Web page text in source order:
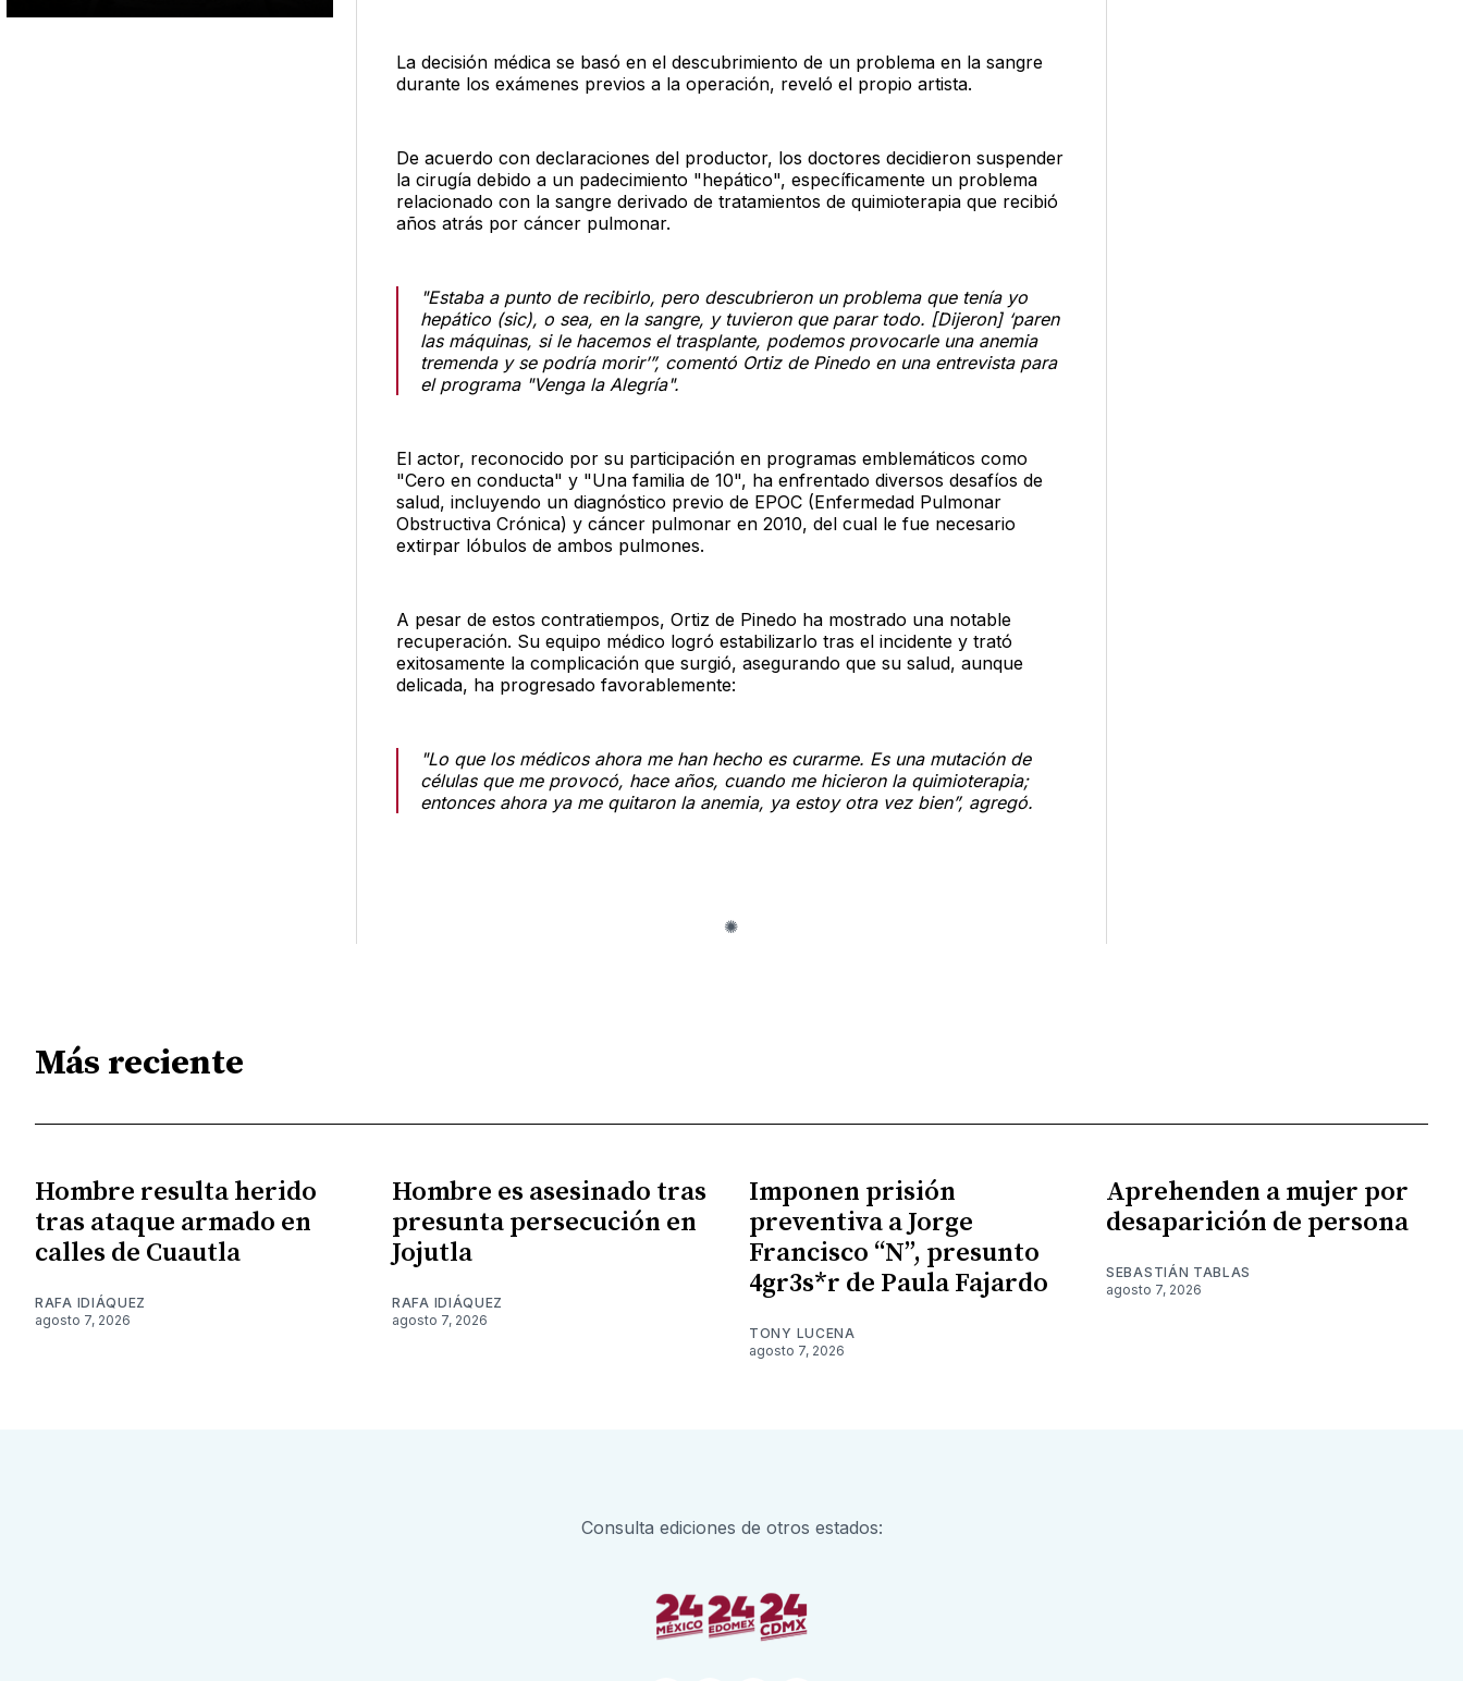
La decisión médica se basó en el descubrimiento de un problema en la sangre
durante los exámenes previos a la operación, reveló el propio artista.
De acuerdo con declaraciones del productor, los doctores decidieron suspender
la cirugía debido a un padecimiento "hepático", específicamente un problema
relacionado con la sangre derivado de tratamientos de quimioterapia que recibió
años atrás por cáncer pulmonar.
"Estaba a punto de recibirlo, pero descubrieron un problema que tenía yo
hepático (sic), o sea, en la sangre, y tuvieron que parar todo. [Dijeron] ‘paren
las máquinas, si le hacemos el trasplante, podemos provocarle una anemia
tremenda y se podría morir’”, comentó Ortiz de Pinedo en una entrevista para
el programa "Venga la Alegría".
El actor, reconocido por su participación en programas emblemáticos como
"Cero en conducta" y "Una familia de 10", ha enfrentado diversos desafíos de
salud, incluyendo un diagnóstico previo de EPOC (Enfermedad Pulmonar
Obstructiva Crónica) y cáncer pulmonar en 2010, del cual le fue necesario
extirpar lóbulos de ambos pulmones.
A pesar de estos contratiempos, Ortiz de Pinedo ha mostrado una notable
recuperación. Su equipo médico logró estabilizarlo tras el incidente y trató
exitosamente la complicación que surgió, asegurando que su salud, aunque
delicada, ha progresado favorablemente:
"Lo que los médicos ahora me han hecho es curarme. Es una mutación de
células que me provocó, hace años, cuando me hicieron la quimioterapia;
entonces ahora ya me quitaron la anemia, ya estoy otra vez bien”, agregó.
Más reciente
Hombre resulta herido
tras ataque armado en
calles de Cuautla
RAFA IDIÁQUEZ
agosto 7, 2026
Hombre es asesinado tras
presunta persecución en
Jojutla
RAFA IDIÁQUEZ
agosto 7, 2026
Imponen prisión
preventiva a Jorge
Francisco “N”, presunto
4gr3s*r de Paula Fajardo
TONY LUCENA
agosto 7, 2026
Aprehenden a mujer por
desaparición de persona
SEBASTIÁN TABLAS
agosto 7, 2026
Consulta ediciones de otros estados: